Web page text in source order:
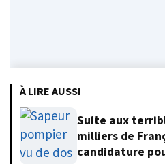
À LIRE AUSSI
Suite aux
milliers de
candidature